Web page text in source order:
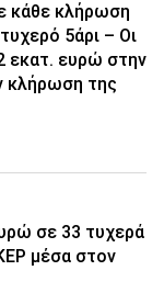
κάθε κλήρωση
5άρι – Οι
εκατ. ευρώ στην
κλήρωση της
σε 33 τυχερά
μέσα στον